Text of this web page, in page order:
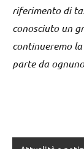
riferimento di
conosciuto un
continueremo
parte da